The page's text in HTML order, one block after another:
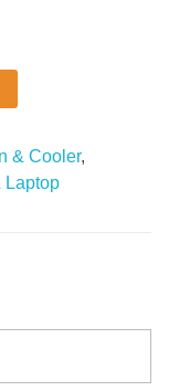
& Cooler,
Laptop